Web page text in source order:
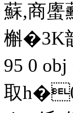
蘇,商螷
槲�3K
95 0
取